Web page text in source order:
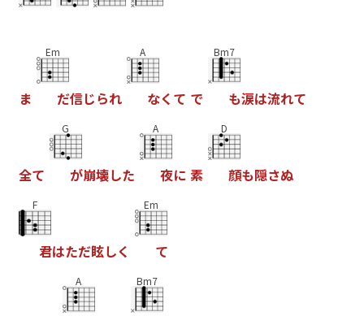
ま
Em
た信しられ
A
なく て て
Bm7
も涙は流れて
全て
G
か崩壊した
A
夜に 素
D
顔も隠さぬ
F
君はたた眩しく
Em
て
A Bm7